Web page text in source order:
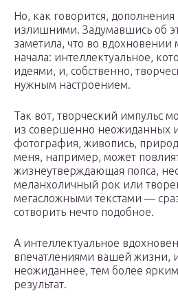
Но, как говорится, дополнения
излишними. Задумавшись об
заметила, что во
начала: интеллектуальное,
идеями, и, собственно,
нужным настроением.
Так вот, творческий импульс
из совершенно неожиданных
фотография, живопись,
меня, например, может
жизнеутверждающая попса,
меланхоличный рок или
мегасложными текстами —
сотворить нечто подобное.
А интеллектуальное
впечатлениями вашей жизни,
неожиданнее, тем более
результат.